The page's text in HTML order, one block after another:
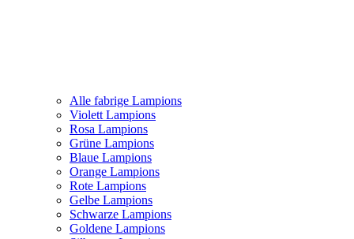
Alle fabrige Lampions
Violett Lampions
Rosa Lampions
Grüne Lampions
Blaue Lampions
Orange Lampions
Rote Lampions
Gelbe Lampions
Schwarze Lampions
Goldene Lampions